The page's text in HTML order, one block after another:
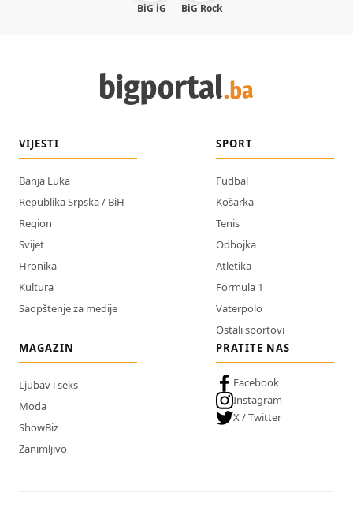
BiG iG BiG Rock
VIJESTI
Banja Luka
Republika Srpska / BiH
Region
Svijet
Hronika
Kultura
Saopštenje za medije
SPORT
Fudbal
Košarka
Tenis
Odbojka
Atletika
Formula 1
Vaterpolo
Ostali sportovi
MAGAZIN
Ljubav i seks
Moda
ShowBiz
Zanimljivo
PRATITE NAS
Facebook
Instagram
X / Twitter